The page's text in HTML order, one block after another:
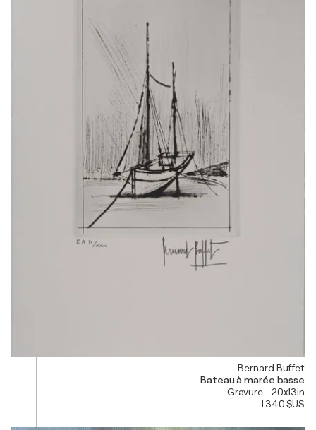
Bernard Buffet
Bateau à marée basse
Gravure - 20x13in
1 340 $US